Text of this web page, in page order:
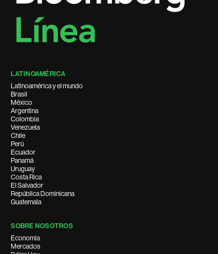
LATINOAMÉRICA
Latinoamérica y el mundo
Brasil
México
Argentina
Colombia
Venezuela
Chile
Perú
Ecuador
Panamá
Uruguay
Costa Rica
El Salvador
República Dominicana
Guatemala
SOBRE NOSOTROS
Economía
Mercados